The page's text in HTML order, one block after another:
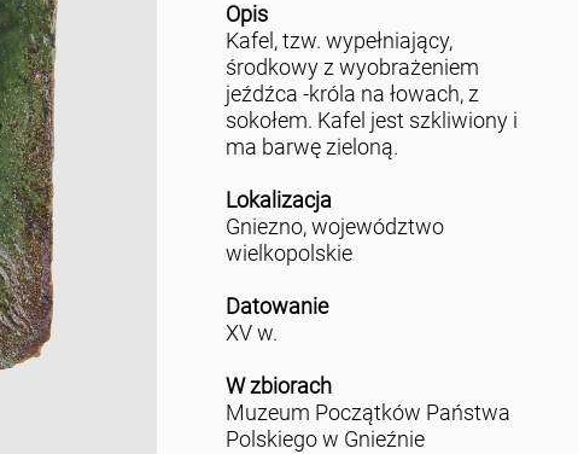
Opis
Kafel, tzw. wypełniający,
środkowy z wyobrażeniem
jeźdźca -króla na łowach, z
sokołem. Kafel jest szkliwiony i
ma barwę zieloną.
Lokalizacja
Gniezno, województwo
wielkopolskie
Datowanie
XV w.
W zbiorach
Muzeum Początków Państwa
Polskiego w Gnieźnie